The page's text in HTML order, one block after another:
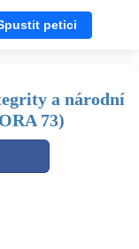
petici
a národní
73)